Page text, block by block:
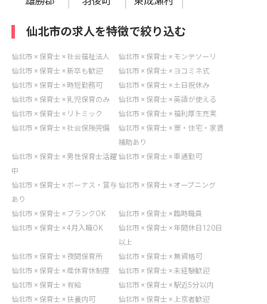
仙北市の求人を特徴で絞り込む
仙北市 × 保育士 × 社会福祉法人
仙北市 × 保育士 × モンテソーリ
仙北市 × 保育士 × 新卒も歓迎
仙北市 × 保育士 × ヨコミネ式
仙北市 × 保育士 × 時短勤務可
仙北市 × 保育士 × 土日祝休み
仙北市 × 保育士 × 乳児保育のみ
仙北市 × 保育士 × 英語が使える
仙北市 × 保育士 × リトミック
仙北市 × 保育士 × 福利厚生充実
仙北市 × 保育士 × 社会保険完備
仙北市 × 保育士 × 寮・住宅・家賃
補助あり
仙北市 × 保育士 × 男性保育士活躍
中
仙北市 × 保育士 × 車通勤可
仙北市 × 保育士 × ボーナス・賞与
あり
仙北市 × 保育士 × オープニング
仙北市 × 保育士 × ブランクOK
仙北市 × 保育士 × 臨時職員
仙北市 × 保育士 × 4月入職OK
仙北市 × 保育士 × 年間休日120日
以上
仙北市 × 保育士 × 夜間保育所
仙北市 × 保育士 × 無資格可
仙北市 × 保育士 × 産休育休制度
仙北市 × 保育士 × 未経験歓迎
仙北市 × 保育士 × 有給
仙北市 × 保育士 × 駅近5分以内
仙北市 × 保育士 × 扶養内可
仙北市 × 保育士 × 上京者歓迎